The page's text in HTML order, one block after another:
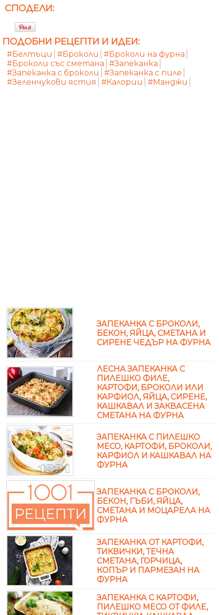
СПОДЕЛИ:
ПОДОБНИ РЕЦЕПТИ И ИДЕИ:
#Белтъци #Броколи
#Броколи на фурна
#Броколи със сметана #Запеканка
#Запеканка с броколи
#Запеканка с пиле
#Зеленчукови ястия
#Калории #Манджи
ЗАПЕКАНКА С БРОКОЛИ,
БЕКОН, ЯЙЦА, СМЕТАНА И
СИРЕНЕ ЧЕДЪР НА ФУРНА
ЛЕСНА ЗАПЕКАНКА С
ПИЛЕШКО ФИЛЕ,
КАРТОФИ, БРОКОЛИ ИЛИ
КАРФИОЛ, ЯЙЦА, СИРЕНЕ,
КАШКАВАЛ И ЗАКВАСЕНА
СМЕТАНА НА ФУРНА
ЗАПЕКАНКА С ПИЛЕШКО
МЕСО, КАРТОФИ, БРОКОЛИ,
КАРФИОЛ И КАШКАВАЛ НА
ФУРНА
ЗАПЕКАНКА С БРОКОЛИ,
БЕКОН, ГЪБИ, ЯЙЦА,
СМЕТАНА И МОЦАРЕЛА НА
ФУРНА
ЗАПЕКАНКА ОТ КАРТОФИ,
ТИКВИЧКИ, ТЕЧНА
СМЕТАНА, ГОРЧИЦА,
КОПЪР И ПАРМЕЗАН НА
ФУРНА
ЗАПЕКАНКА С КАРТОФИ,
ПИЛЕШКО МЕСО ОТ ФИЛЕ,